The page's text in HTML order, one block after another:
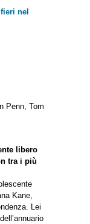
nel
Penn, Tom
libero
tra i più
Kane,
Lei